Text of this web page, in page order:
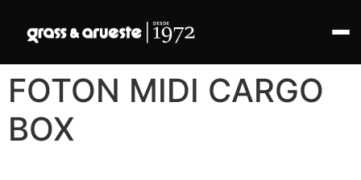
FOTON MIDI CARGO
BOX